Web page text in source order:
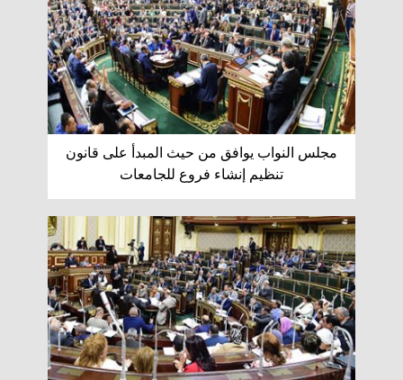
مجلس النواب يوافق من حيث المبدأ على قانون
تنظيم إنشاء فروع للجامعات